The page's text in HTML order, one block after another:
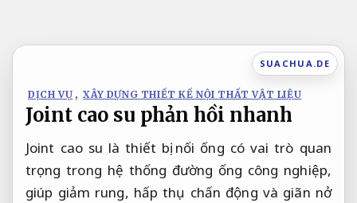
nội
SUACHUA.DE
DỊCH VỤ , XÂY DỰNG THIẾT KẾ NỘI THẤT VẬT LIỆU
Joint cao su phản hồi nhanh
Joint cao su là thiết bị nối ống có vai trò quan
trọng trong hệ thống đường ống công nghiệp,
giúp giảm rung, hấp thụ chấn động và giãn nở